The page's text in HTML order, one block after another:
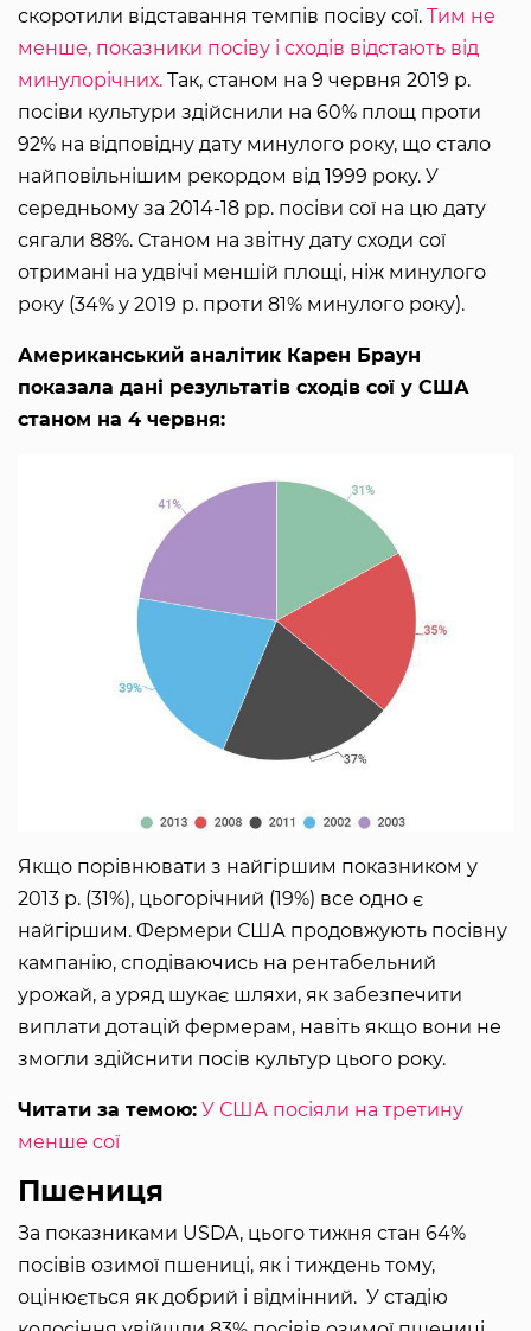
скоротили відставання темпів посіву сої. Тим не
менше, показники посіву і сходів відстають від
минулорічних. Так, станом на 9 червня 2019 р.
посіви культури здійснили на 60% площ проти
92% на відповідну дату минулого року, що стало
найповільнішим рекордом від 1999 року. У
середньому за 2014-18 рр. посіви сої на цю дату
сягали 88%. Станом на звітну дату сходи сої
отримані на удвічі меншій площі, ніж минулого
року (34% у 2019 р. проти 81% минулого року).
Американський аналітик Карен Браун
показала дані результатів сходів сої у США
станом на 4 червня:
Якщо порівнювати з найгіршим показником у
2013 р. (31%), цьогорічний (19%) все одно є
найгіршим. Фермери США продовжують посівну
кампанію, сподіваючись на рентабельний
урожай, а уряд шукає шляхи, як забезпечити
виплати дотацій фермерам, навіть якщо вони не
змогли здійснити посів культур цього року.
Читати за темою: У США посіяли на третину
менше сої
Пшениця
За показниками USDA, цього тижня стан 64%
посівів озимої пшениці, як і тиждень тому,
оцінюється як добрий і відмінний. У стадію